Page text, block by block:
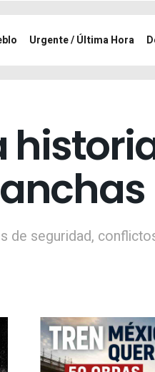
Urgente / Última Hora
de seguridad,